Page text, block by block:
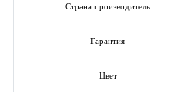
Страна производитель
Гарантия
Цвет